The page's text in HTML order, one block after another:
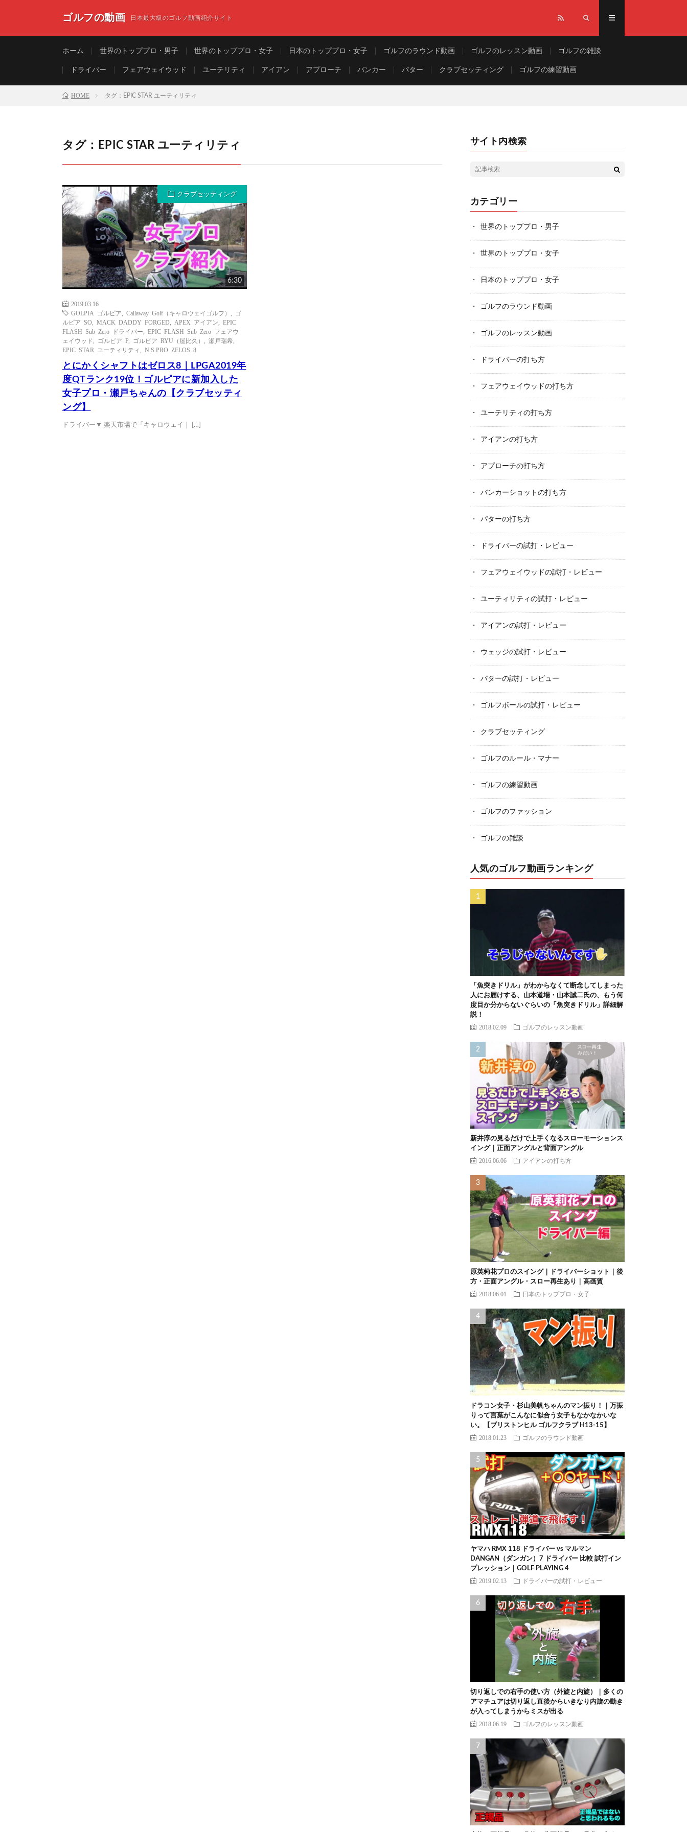
ゴルフの動画 日本最大級のゴルフ動画紹介サイト
ホーム 世界のトッププロ・男子 世界のトッププロ・女子 日本のトッププロ・女子 ゴルフのラウンド動画 ゴルフのレッスン動画 ゴルフの雑談
ドライバー フェアウェイウッド ユーテリティ アイアン アプローチ バンカー パター クラブセッティング ゴルフの練習動画
HOME タグ：EPIC STAR ユーティリティ
タグ：EPIC STAR ユーティリティ
クラブセッティング
6:30
2019.03.16
GOLPIA ゴルピア
Callaway Golf（キャロウェイゴルフ）
ゴ
ルピア SO
MACK DADDY FORGED APEX アイアン
EPIC
FLASH Sub Zero ドライバー
EPIC FLASH Sub Zero フェアウ
ェイウッド
ゴルピア P ゴルピア RYU（屋比久） 瀬戸瑞希
EPIC STAR ユーティリティ
N.S.PRO ZELOS 8
とにかくシャフトはゼロス8｜LPGA2019年
度QTランク19位！ゴルピアに新加入した
女子プロ・瀬戸ちゃんの【クラブセッティ
ング】
ドライバー▼ 楽天市場で「キャロウェイ｜ […]
サイト内検索
カテゴリー
世界のトッププロ・男子
世界のトッププロ・女子
日本のトッププロ・女子
ゴルフのラウンド動画
ゴルフのレッスン動画
ドライバーの打ち方
フェアウェイウッドの打ち方
ユーテリティの打ち方
アイアンの打ち方
アプローチの打ち方
バンカーショットの打ち方
パターの打ち方
ドライバーの試打・レビュー
フェアウェイウッドの試打・レビュー
ユーティリティの試打・レビュー
アイアンの試打・レビュー
ウェッジの試打・レビュー
パターの試打・レビュー
ゴルフボールの試打・レビュー
クラブセッティング
ゴルフのルール・マナー
ゴルフの練習動画
ゴルフのファッション
ゴルフの雑談
人気のゴルフ動画ランキング
「魚突きドリル」がわからなくて断念してしまった
人にお届けする、山本道場・山本誠二氏の、もう何
度目か分からないぐらいの「魚突きドリル」詳細解
説！
2018.02.09 ゴルフのレッスン動画
新井淳の見るだけで上手くなるスローモーションス
イング｜正面アングルと背面アングル
2016.06.06 アイアンの打ち方
原英莉花プロのスイング｜ドライバーショット｜後
方・正面アングル・スロー再生あり｜高画質
2018.06.01 日本のトッププロ・女子
ドラコン女子・杉山美帆ちゃんのマン振り！｜万振
りって言葉がこんなに似合う女子もなかなかいな
い。【ブリストンヒル ゴルフクラブ H13-15】
2018.01.23 ゴルフのラウンド動画
ヤマハ RMX 118 ドライバー vs マルマン
DANGAN（ダンガン）7 ドライバー 比較 試打イン
プレッション｜GOLF PLAYING 4
2019.02.13 ドライバーの試打・レビュー
切り返しでの右手の使い方（外旋と内旋）｜多くの
アマチュアは切り返し直後からいきなり内旋の動き
が入ってしまうからミスが出る
2018.06.19 ゴルフのレッスン動画